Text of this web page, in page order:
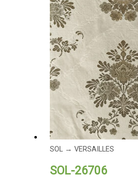
SOL → VERSAILLES
SOL-26706